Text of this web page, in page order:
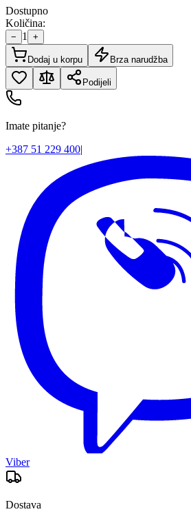
Dostupno
Količina:
− 1 +
Dodaj u korpu Brza narudžba
Podijeli
Imate pitanje?
+387 51 229 400|
Viber
Dostava